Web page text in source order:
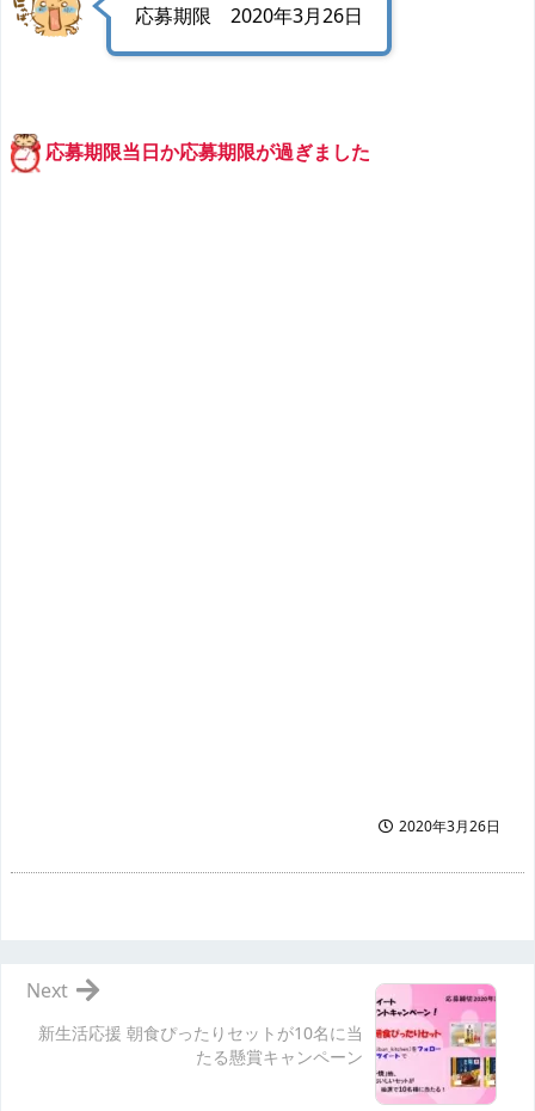
応募期限 2020年3月26日
応募期限当日か応募期限が過ぎました
2020年3月26日
新生活応援 朝食ぴったりセットが10名に当
たる懸賞キャンペーン
Next